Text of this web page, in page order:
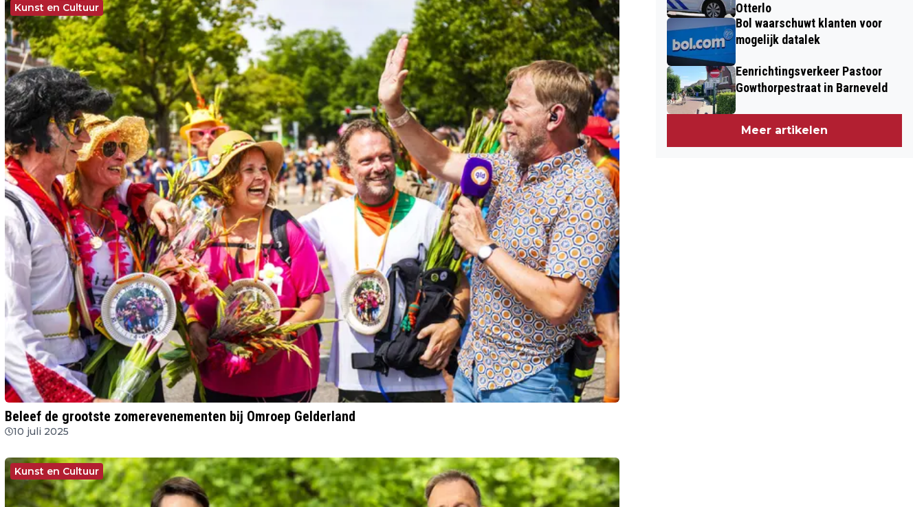
Kunst en Cultuur
Beleef de grootste zomerevenementen bij Omroep Gelderland
10 juli 2025
Kunst en Cultuur
Otterlo
Bol waarschuwt klanten voor
mogelijk datalek
Eenrichtingsverkeer Pastoor
Gowthorpestraat in Barneveld
Meer artikelen